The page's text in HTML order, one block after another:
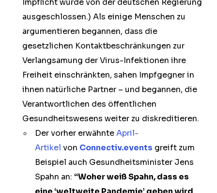
Impflicht wurde von der deutschen Regierung
ausgeschlossen.) Als einige Menschen zu
argumentieren begannen, dass die
gesetzlichen Kontaktbeschränkungen zur
Verlangsamung der Virus-Infektionen ihre
Freiheit einschränkten, sahen Impfgegner in
ihnen natürliche Partner – und begannen, die
Verantwortlichen des öffentlichen
Gesundheitswesens weiter zu diskreditieren.
Der vorher erwähnteApril-
Artikel von Connectiv.events greift zum
Beispiel auch Gesundheitsminister Jens
Spahn an: “Woher weiß Spahn, dass es